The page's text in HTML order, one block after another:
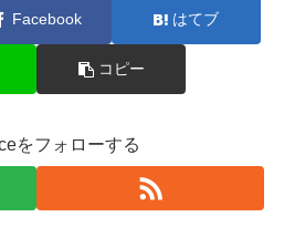
Facebook はてブ
コピー
をフォローする